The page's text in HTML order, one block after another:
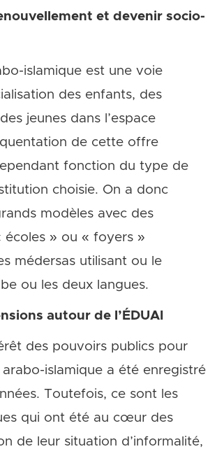
et devenir socio-
islamique est une voie
des enfants, des
jeunes dans l’espace
de cette offre
fonction du type de
choisie. On a donc
modèles avec des
écoles » ou « foyers »
médersas utilisant ou le
ou les deux langues.
autour de l’ÉDUAI
des pouvoirs publics pour
arabo-islamique a été enregistré
Toutefois, ce sont les
qui ont été au cœur des
de leur situation d’informalité,